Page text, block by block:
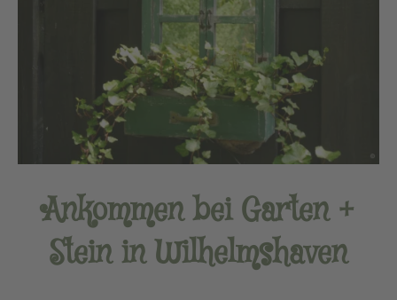
Ankommen bei Garten +
Stein in Wilhelmshaven